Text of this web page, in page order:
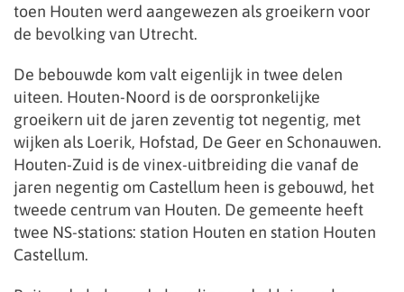
toen Houten werd aangewezen als groeikern voor
de bevolking van Utrecht.
De bebouwde kom valt eigenlijk in twee delen
uiteen. Houten-Noord is de oorspronkelijke
groeikern uit de jaren zeventig tot negentig, met
wijken als Loerik, Hofstad, De Geer en Schonauwen.
Houten-Zuid is de vinex-uitbreiding die vanaf de
jaren negentig om Castellum heen is gebouwd, het
tweede centrum van Houten. De gemeente heeft
twee NS-stations: station Houten en station Houten
Castellum.